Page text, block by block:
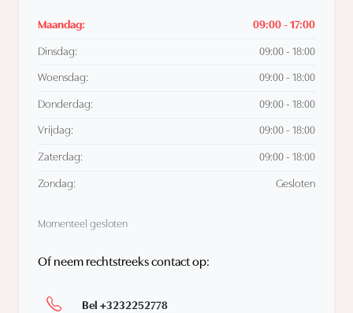
Maandag: 09:00 - 17:00
Dinsdag: 09:00 - 18:00
Woensdag: 09:00 - 18:00
Donderdag: 09:00 - 18:00
Vrijdag: 09:00 - 18:00
Zaterdag: 09:00 - 18:00
Zondag: Gesloten
Momenteel gesloten
Of neem rechtstreeks contact op:
Bel +3232252778